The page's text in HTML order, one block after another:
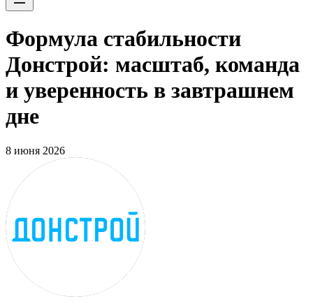
Формула стабильности
Донстрой: масштаб, команда
и уверенность в завтрашнем
дне
8 июня 2026